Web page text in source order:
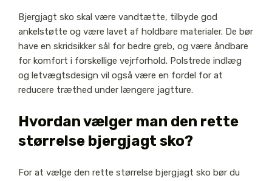
Bjergjagt sko skal være vandtætte, tilbyde god
ankelstøtte og være lavet af holdbare materialer. De bør
have en skridsikker sål for bedre greb, og være åndbare
for komfort i forskellige vejrforhold. Polstrede indlæg
og letvægtsdesign vil også være en fordel for at
reducere træthed under længere jagtture.
Hvordan vælger man den rette
størrelse bjergjagt sko?
For at vælge den rette størrelse bjergjagt sko bør du